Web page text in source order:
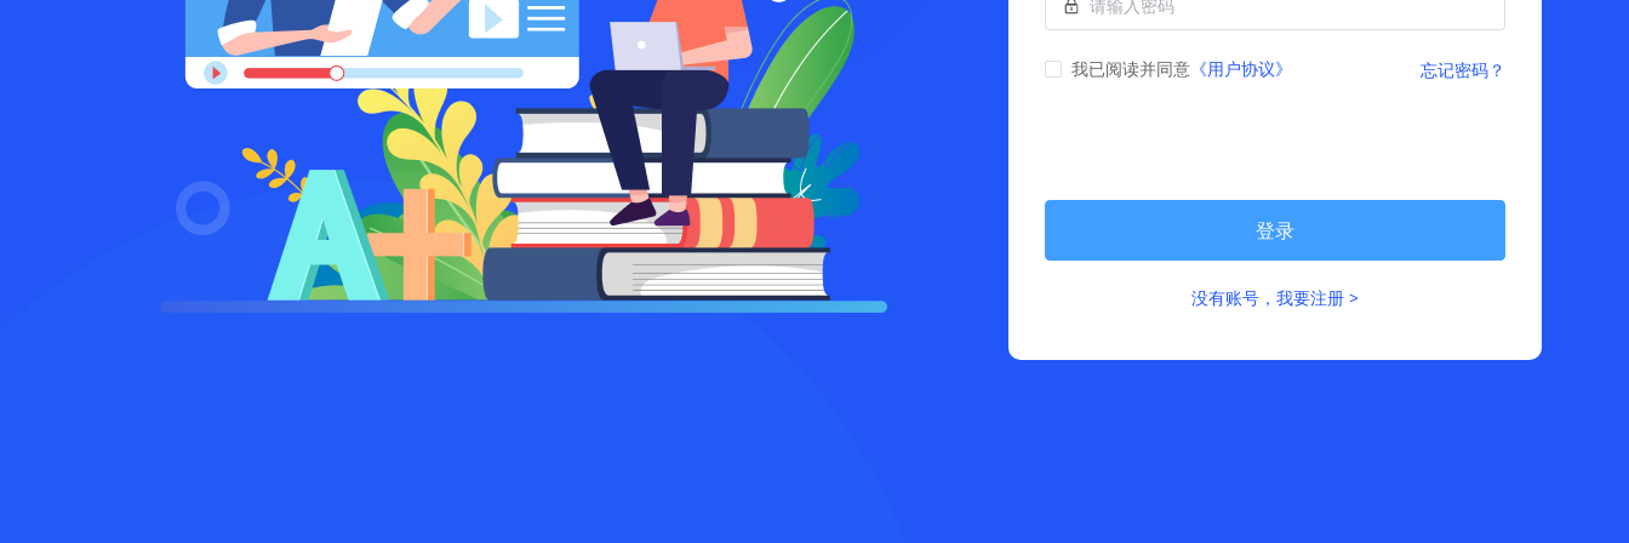
我已阅读并同意 《用户协议》 忘记密码？
登录
没有账号，我要注册 >